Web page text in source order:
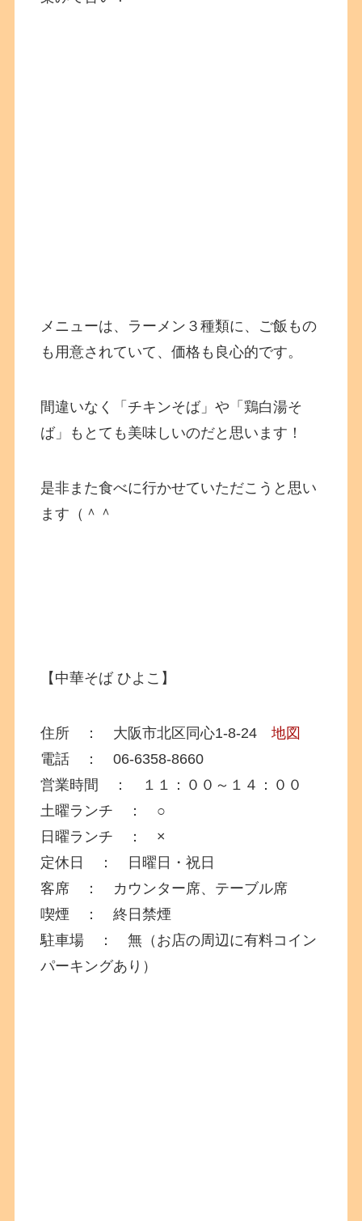
メニューは、ラーメン３種類に、ご飯もの
も用意されていて、価格も良心的です。
間違いなく「チキンそば」や「鶏白湯そ
ば」もとても美味しいのだと思います！
是非また食べに行かせていただこうと思い
ます（＾＾
【中華そば ひよこ】
住所 ： 大阪市北区同心1-8-24地図
電話 ： 06-6358-8660
営業時間 ： １１：００～１４：００
土曜ランチ ： ○
日曜ランチ ： ×
定休日 ： 日曜日・祝日
客席 ： カウンター席、テーブル席
喫煙 ： 終日禁煙
駐車場 ： 無（お店の周辺に有料コイン
パーキングあり）